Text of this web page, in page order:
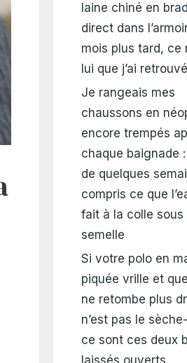
laine chiné en
direct dans
mois plus tard, ce
lui que j’ai
Je rangeais mes
chaussons en
encore trempés
chaque baignade
de quelques
compris ce que
fait à la colle sous
semelle
Si votre polo en
piquée vrille et
ne retombe plus
n’est pas le
ce sont ces deux
laissés ouverts